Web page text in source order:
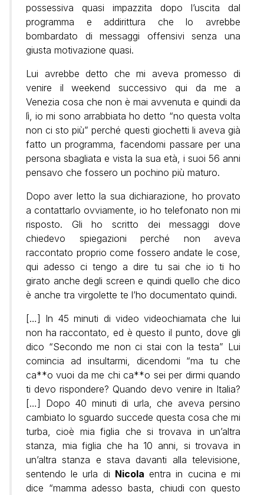
possessiva quasi impazzita dopo l’uscita dal
programma e addirittura che lo avrebbe
bombardato di messaggi offensivi senza una
giusta motivazione quasi.
Lui avrebbe detto che mi aveva promesso di
venire il weekend successivo qui da me a
Venezia cosa che non è mai avvenuta e quindi da
lì, io mi sono arrabbiata ho detto “no questa volta
non ci sto più” perché questi giochetti li aveva già
fatto un programma, facendomi passare per una
persona sbagliata e vista la sua età, i suoi 56 anni
pensavo che fossero un pochino più maturo.
Dopo aver letto la sua dichiarazione, ho provato
a contattarlo ovviamente, io ho telefonato non mi
risposto. Gli ho scritto dei messaggi dove
chiedevo spiegazioni perché non aveva
raccontato proprio come fossero andate le cose,
qui adesso ci tengo a dire tu sai che io ti ho
girato anche degli screen e quindi quello che dico
è anche tra virgolette te l’ho documentato quindi.
[…] In 45 minuti di video videochiamata che lui
non ha raccontato, ed è questo il punto, dove gli
dico “Secondo me non ci stai con la testa” Lui
comincia ad insultarmi, dicendomi “ma tu che
ca**o vuoi da me chi ca**o sei per dirmi quando
ti devo rispondere? Quando devo venire in Italia?
[…] Dopo 40 minuti di urla, che aveva persino
cambiato lo sguardo succede questa cosa che mi
turba, cioè mia figlia che si trovava in un’altra
stanza, mia figlia che ha 10 anni, si trovava in
un’altra stanza e stava davanti alla televisione,
sentendo le urla di Nicola entra in cucina e mi
dice “mamma adesso basta, chiudi con questo